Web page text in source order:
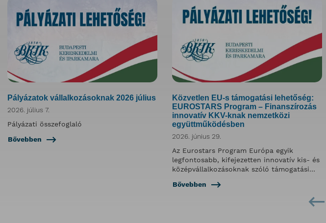
Pályázatok vállalkozásoknak 2026 július
2026. július 7.
Pályázati összefoglaló
Bővebben
Közvetlen EU-s támogatási lehetőség:
EUROSTARS Program – Finanszírozás
innovatív KKV-knak nemzetközi
együttműködésben
2026. június 29.
Az Eurostars Program Európa egyik
legfontosabb, kifejezetten innovatív kis- és
középvállalkozásoknak szóló támogatási
Bővebben